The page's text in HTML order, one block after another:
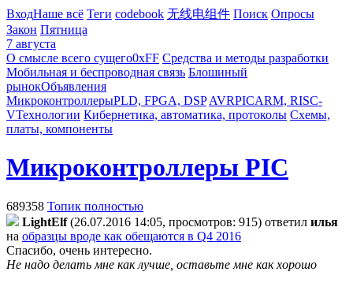
ВходНаше всё Теги codebook 无线电组件 Поиск Опросы
Закон Пятница
7 августа
О смысле всего сущего0xFF Средства и методы разработки
Мобильная и беспроводная связь Блошиный
рынокОбъявления
МикроконтроллерыPLD, FPGA, DSP AVRPICARM, RISC-
VТехнологии Кибернетика, автоматика, протоколы Схемы,
платы, компоненты
Микроконтроллеры PIC
689358 Топик полностью
LightElf (26.07.2016 14:05, просмотров: 915) ответил илья
на образцы вроде как обещаются в Q4 2016
Спасибо, очень интересно.
Не надо делать мне как лучше, оставьте мне как хорошо